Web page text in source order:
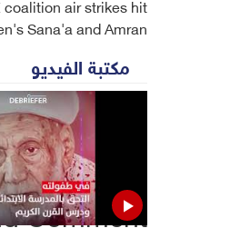
coalition air strikes hit
Sana'a and Amran
Comments
No comments
Comment
مكتبة الفيديو